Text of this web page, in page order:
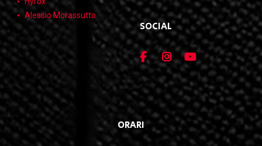
Alessio Morassutto
SOCIAL
ORARI